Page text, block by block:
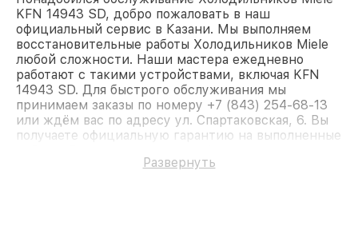
KFN 14943 SD, добро пожаловать в наш
официальный сервис в Казани. Мы выполняем
восстановительные работы Холодильников Miele
любой сложности. Наши мастера ежедневно
работают с такими устройствами, включая KFN
14943 SD. Для быстрого обслуживания мы
принимаем заказы по номеру +7 (843) 254-68-13
или ждём вас по адресу ул. Спартаковская, 6. Вы
получаете официальную гарантию на выполненные
Развернуть